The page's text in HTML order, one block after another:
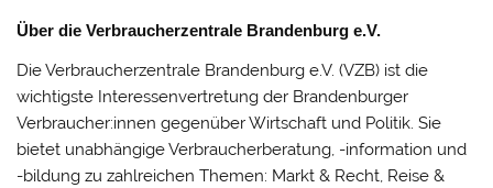
Über die Verbraucherzentrale Brandenburg e.V.
Die Verbraucherzentrale Brandenburg e.V. (VZB) ist die
wichtigste Interessenvertretung der Brandenburger
Verbraucher:innen gegenüber Wirtschaft und Politik. Sie
bietet unabhängige Verbraucherberatung, -information und
-bildung zu zahlreichen Themen: Markt & Recht, Reise &